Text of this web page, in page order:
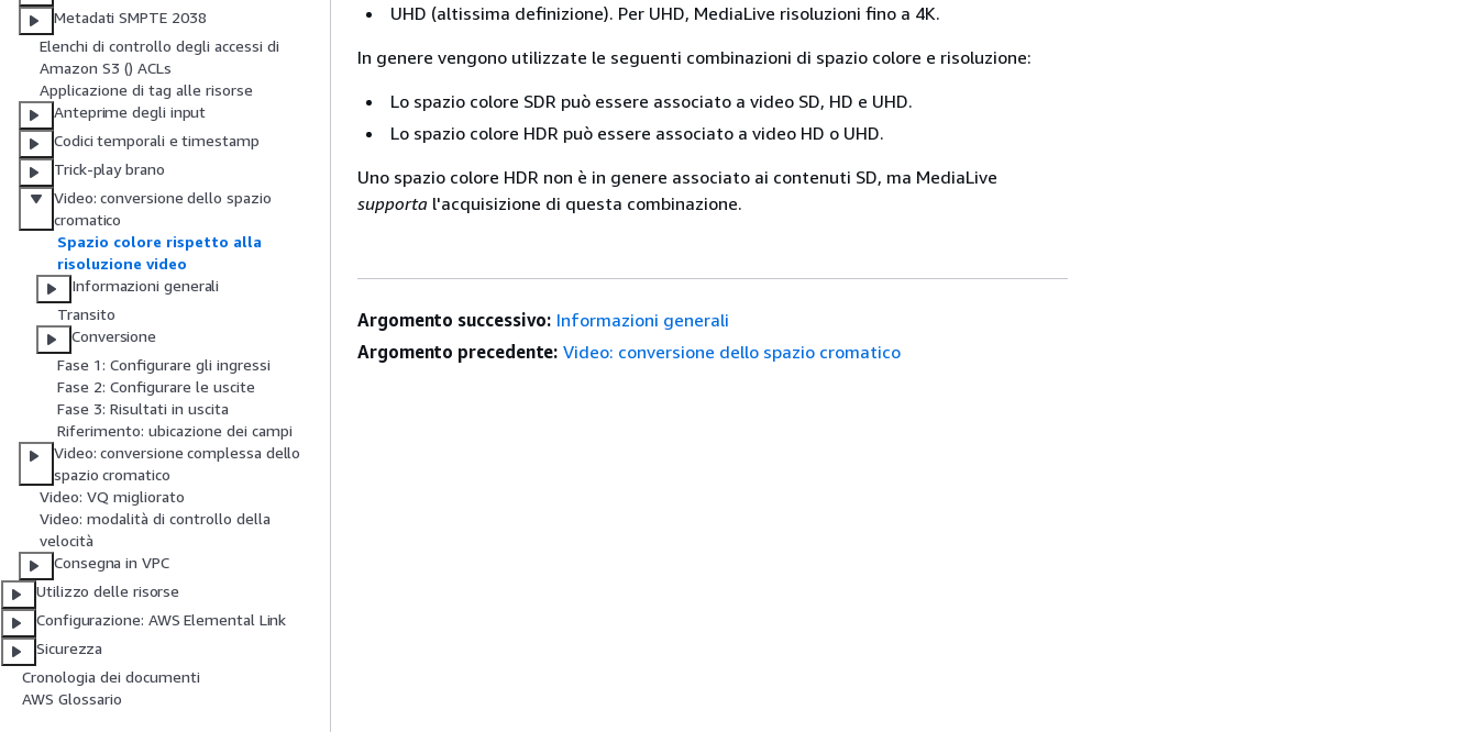
Metadati SMPTE 2038
Elenchi di controllo degli accessi di
Amazon S3 () ACLs
Applicazione di tag alle risorse
Anteprime degli input
Codici temporali e timestamp
Trick-play brano
Video: conversione dello spazio
cromatico
Spazio colore rispetto alla
risoluzione video
Informazioni generali
Transito
Conversione
Fase 1: Configurare gli ingressi
Fase 2: Configurare le uscite
Fase 3: Risultati in uscita
Riferimento: ubicazione dei campi
Video: conversione complessa dello
spazio cromatico
Video: VQ migliorato
Video: modalità di controllo della
velocità
Consegna in VPC
Utilizzo delle risorse
Configurazione: AWS Elemental Link
Sicurezza
Cronologia dei documenti
AWS Glossario
UHD (altissima definizione). Per UHD, MediaLive risoluzioni fino a 4K.
In genere vengono utilizzate le seguenti combinazioni di spazio colore e risoluzione:
Lo spazio colore SDR può essere associato a video SD, HD e UHD.
Lo spazio colore HDR può essere associato a video HD o UHD.
Uno spazio colore HDR non è in genere associato ai contenuti SD, ma MediaLive
supporta l'acquisizione di questa combinazione.
Argomento successivo: Informazioni generali
Argomento precedente: Video: conversione dello spazio cromatico